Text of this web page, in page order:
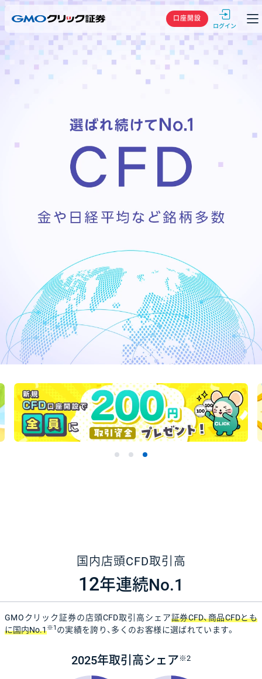
GMOクリック
口座開設
国内店頭CFD取引高
12年連続No.1
GMOクリック証券の店頭CFD取引高シェア証券CFD、商品CFDとも
に国内No.1※1 の実績を誇り、多くのお客様に選ばれています。
2025年取引高シェア ※2